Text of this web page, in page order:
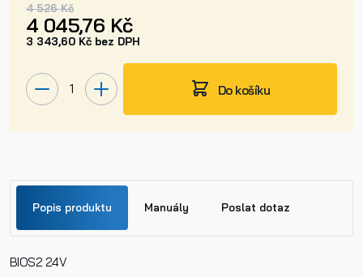
4 526 Kč
4 045,76 Kč
3 343,60 Kč bez DPH
Do košíku
Popis produktu Manuály Poslat dotaz
BIOS2 24V
Jméno